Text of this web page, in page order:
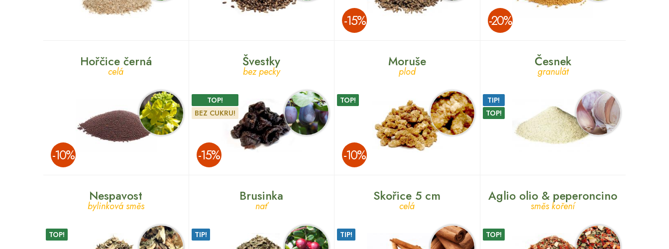
­-15% ­-20%
Hořčice černá
celá
­-10%
Švestky
bez pecky
TOP!
BEZ CUKRU!
­-15%
Moruše
plod
TOP!
­-10%
Česnek
granulát
TIP!
TOP!
Nespavost
bylinková směs
TOP!
Brusinka
nať
TIP!
Skořice 5 cm
celá
TIP!
Aglio olio & peperoncino
směs koření
TOP!